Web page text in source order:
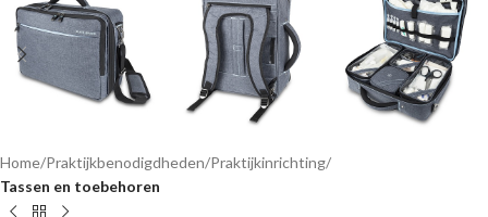
Home Praktijkbenodigdheden Praktijkinrichting
Tassen en toebehoren